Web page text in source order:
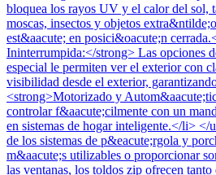
bloquea los rayos UV y el calor del sol,
moscas, insectos y objetos
est&aacute; en posici&oacute;n
Ininterrumpida:</strong> Las opciones
especial le permiten ver el exterior con
visibilidad desde el exterior,
<strong>Motorizado y
controlar f&aacute;cilmente con un
en sistemas de hogar inteligente.</li> </
de los sistemas de p&eacute;rgola y
m&aacute;s utilizables o proporcionar
las ventanas, los toldos zip ofrecen